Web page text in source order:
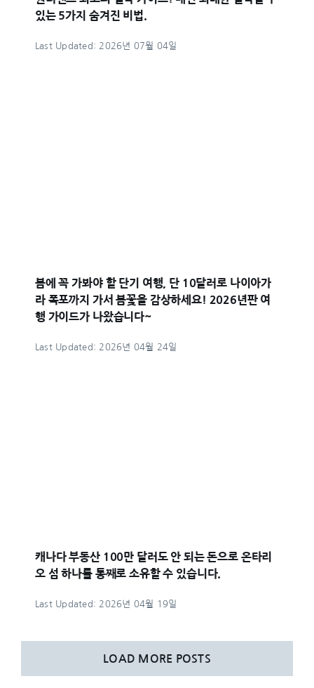
있는 5가지 숨겨진 비법.
Last Updated: 2026년 07월 04일
봄에 꼭 가봐야 할 단기 여행, 단 10달러로 나이아가
라 폭포까지 가서 봄꽃을 감상하세요! 2026년판 여
행 가이드가 나왔습니다~
Last Updated: 2026년 04월 24일
캐나다 부동산 100만 달러도 안 되는 돈으로 온타리
오 섬 하나를 통째로 소유할 수 있습니다.
Last Updated: 2026년 04월 19일
LOAD MORE POSTS